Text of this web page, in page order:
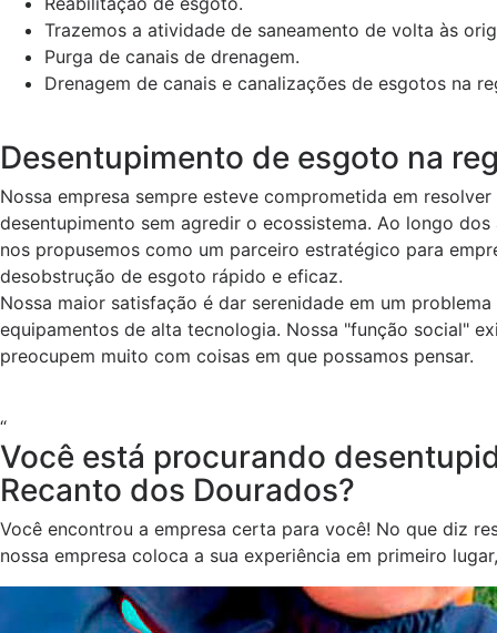
Trazemos a atividade de saneamento de volta às
Purga de canais de drenagem.
Drenagem de canais e canalizações de esgotos na
Desentupimento de esgoto na
Nossa empresa sempre esteve comprometida em
desentupimento sem agredir o ecossistema. Ao longo
nos propusemos como um parceiro estratégico para
desobstrução de esgoto rápido e eficaz.
Nossa maior satisfação é dar serenidade em um
equipamentos de alta tecnologia. Nossa "função social"
preocupem muito com coisas em que possamos pensar.
“
Você está procurando
Recanto dos Dourados?
Você encontrou a empresa certa para você! No que diz
nossa empresa coloca a sua experiência em primeiro